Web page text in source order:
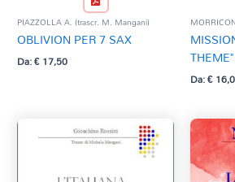
PIAZZOLLA A. (trascr. M. Mangani)
OBLIVION PER 7 SAX
Da:€17,50
Da:€